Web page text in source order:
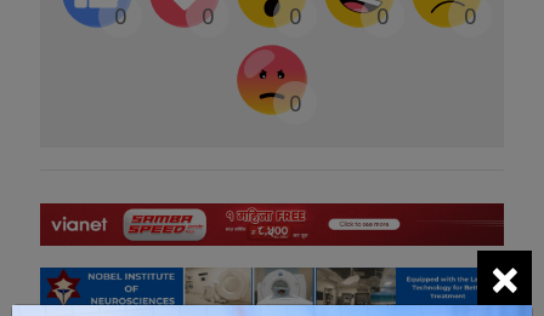
0 0 0 0 0
0
×